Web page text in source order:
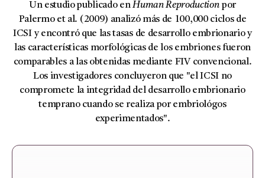
Un estudio publicado enHuman Reproduction por
Palermo et al. (2009) analizó más de 100,000 ciclos de
ICSI y encontró que las tasas de desarrollo embrionario y
las características morfológicas de los embriones fueron
comparables a las obtenidas mediante FIV convencional.
Los investigadores concluyeron que "el ICSI no
compromete la integridad del desarrollo embrionario
temprano cuando se realiza por embriológos
experimentados".